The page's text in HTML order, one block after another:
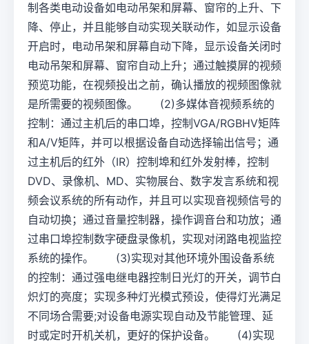
制各类电动设备如电动吊架和屏幕、窗帘的上升、下
降、停止，并且能够自动实现关联动作，如显示设备
开启时，电动吊架和屏幕自动下降，显示设备关闭时
电动吊架和屏幕、窗帘自动上升；通过触摸屏的视频
预览功能，在视频投出之前，确认播放的视频图像就
是所需要的视频图像。 (2)多媒体音视频系统的
控制：通过主机后的串口埠，控制VGA/RGBHV矩阵
和A/V矩阵，并可以根据设备自动选择输出信号；通
过主机后的红外（IR）控制埠和红外发射棒，控制
DVD、录像机、MD、实物展台、数字发言系统和视
频会议系统的所有动作，并且可以实现音视频信号的
自动切换；通过音量控制器，操作调音台和功放；通
过串口埠控制数字硬盘录像机，实现对闭路电视监控
系统的操作。 (3)实现对其他环境外围设备系统
的控制：通过强电继电器控制日光灯的开关，调节白
炽灯的亮度；实现多种灯光模式预设，使得灯光满足
不同场合需要;对设备电源实现自动及节能管理、延
时或定时开机关机，更好的保护设备。 (4)实现